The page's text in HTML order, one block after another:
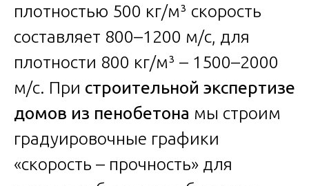
плотностью 500 кг/м³ скорость
составляет 800–1200 м/с, для
плотности 800 кг/м³ – 1500–2000
м/с. При строительной экспертизе
домов из пенобетона мы строим
градуировочные графики
«скорость – прочность» для